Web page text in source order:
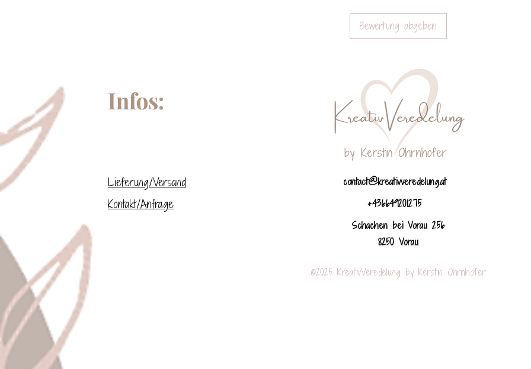
Bewertung abgeben
Infos:
Lieferung/Versand
Kontakt/Anfrage
contact@kreativveredelung.at
+436649201275
Schachen bei Vorau 256
8250 Vorau
©2025 KreativVeredelung by Kerstin Ohrnhofer